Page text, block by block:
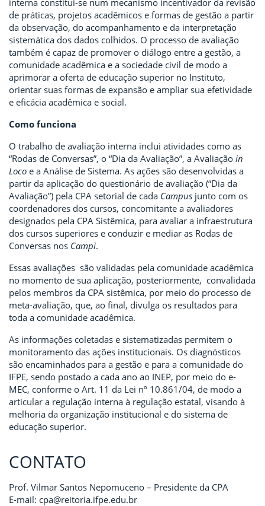
de práticas, projetos acadêmicos e formas de gestão a partir
da observação, do acompanhamento e da interpretação
sistemática dos dados colhidos. O processo de avaliação
também é capaz de promover o diálogo entre a gestão, a
comunidade acadêmica e a sociedade civil de modo a
aprimorar a oferta de educação superior no Instituto,
orientar suas formas de expansão e ampliar sua efetividade
e eficácia acadêmica e social.
Como funciona
O trabalho de avaliação interna inclui atividades como as
“Rodas de Conversas”, o “Dia da Avaliação”, a Avaliação in
Loco e a Análise de Sistema. As ações são desenvolvidas a
partir da aplicação do questionário de avaliação (“Dia da
Avaliação”) pela CPA setorial de cada Campus junto com os
coordenadores dos cursos, concomitante a avaliadores
designados pela CPA Sistêmica, para avaliar a infraestrutura
dos cursos superiores e conduzir e mediar as Rodas de
Conversas nos Campi.
Essas avaliações são validadas pela comunidade acadêmica
no momento de sua aplicação, posteriormente, convalidada
pelos membros da CPA sistêmica, por meio do processo de
meta-avaliação, que, ao final, divulga os resultados para
toda a comunidade acadêmica.
As informações coletadas e sistematizadas permitem o
monitoramento das ações institucionais. Os diagnósticos
são encaminhados para a gestão e para a comunidade do
IFPE, sendo postado a cada ano ao INEP, por meio do e-
MEC, conforme o Art. 11 da Lei nº 10.861/04, de modo a
articular a regulação interna à regulação estatal, visando à
melhoria da organização institucional e do sistema de
educação superior.
CONTATO
Prof. Vilmar Santos Nepomuceno – Presidente da CPA
E-mail: cpa@reitoria.ifpe.edu.br